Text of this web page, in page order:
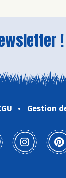
!
Gestion